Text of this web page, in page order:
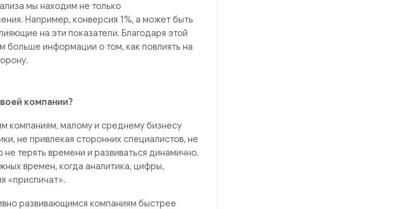
мы находим не только
Например, конверсия 1%, а может быть
на эти показатели. Благодаря этой
больше информации о том, как повлиять на
компании?
компаниям, малому и среднему бизнесу
не привлекая сторонних специалистов, не
терять времени и развиваться динамично.
времен, когда аналитика, цифры,
«приспичат».
развивающимся компаниям быстрее